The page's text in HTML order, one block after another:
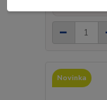
Novinka